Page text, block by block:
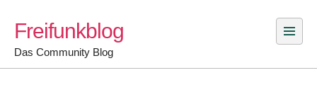
content
Freifunkblog
Das Community Blog